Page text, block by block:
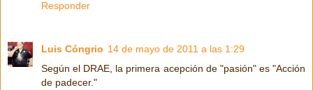
Responder
Luis Cóngrio 14 de mayo de 2011 a las 1:29
Según el DRAE, la primera acepción de "pasión" es "Acción
de padecer."